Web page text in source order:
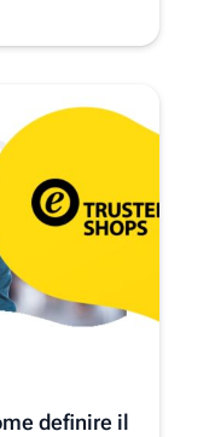
definire il